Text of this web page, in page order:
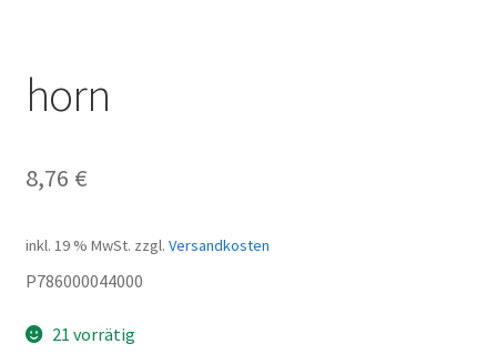
horn
8,76 €
inkl. 19 % MwSt. zzgl. Versandkosten
P786000044000
21 vorrätig